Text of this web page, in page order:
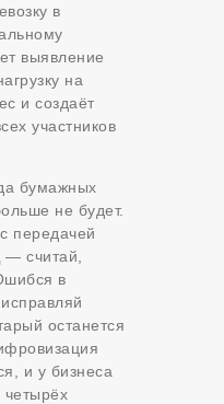
в
выявление
на
и создаёт
участников
бумажных
не будет.
передачей
считай,
в
останется
и у бизнеса
четырёх